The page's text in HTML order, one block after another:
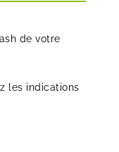
de votre
les indications